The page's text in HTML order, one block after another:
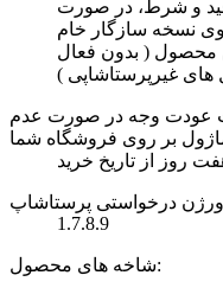
و شرط، در صورت
نسخه سازگار خام
محصول ( بدون فعال
های غیرپرستاشاپی )
عودت وجه در صورت عدم
بر روی فروشگاه شما
روز از تاریخ خرید
درخواستی پرستاشاپ
1.7.8.9
شاخه های محصول: